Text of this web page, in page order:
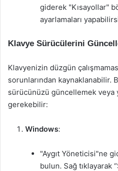
giderek "Kısayollar"
ayarlamaları
Klavye Sürücülerini
Klavyenizin düzgün
sorunlarından kaynaklanabilir.
sürücünüzü güncellemek veya
gerekebilir:
Windows:
"Aygıt Yöneticisi"ne
bulun. Sağ tıklayarak